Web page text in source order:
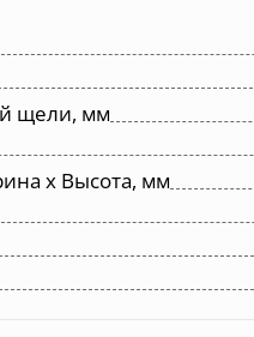
щели, мм
х Высота, мм